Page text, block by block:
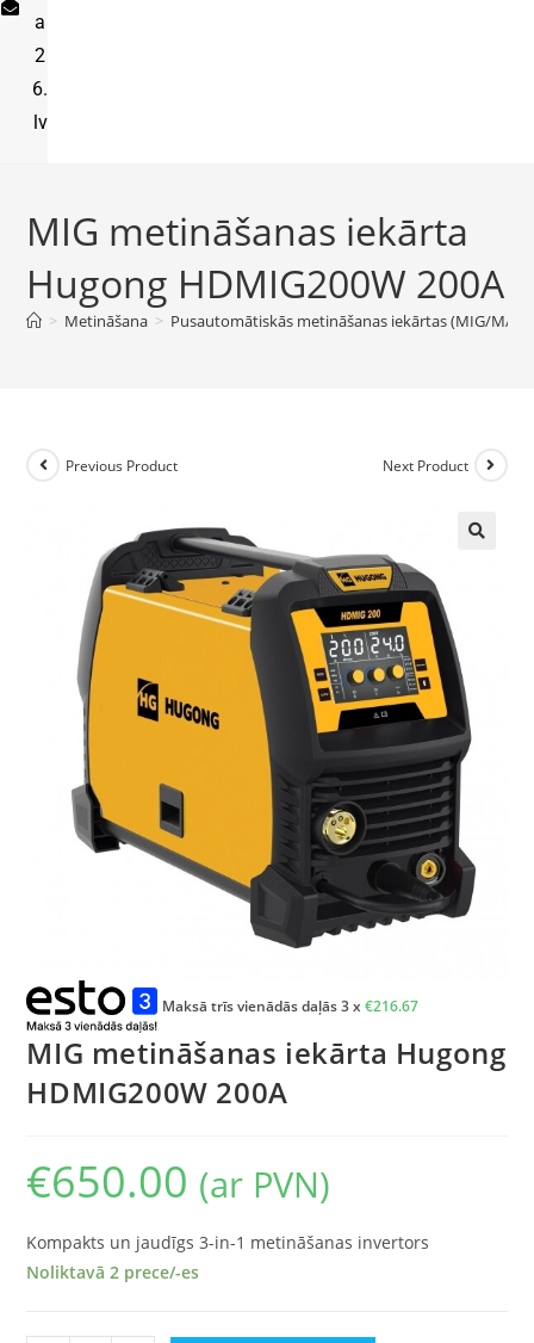
a
2
6.
lv
MIG metināšanas iekārta
Hugong HDMIG200W 200A
> Metināšana > Pusautomātiskās metināšanas iekārtas (MIG/MAG)
Previous Product Next Product
Maksā trīs vienādās daļās 3 x€216.67
MIG metināšanas iekārta Hugong
HDMIG200W 200A
€650.00 (ar PVN)
Kompakts un jaudīgs 3-in-1 metināšanas invertors
Noliktavā 2 prece/-es